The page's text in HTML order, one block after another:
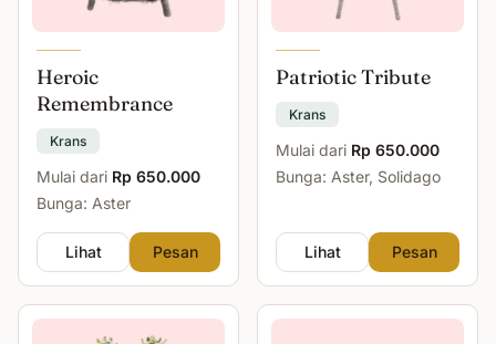
Heroic
Remembrance
Krans
Mulai dari Rp 650.000
Bunga: Aster
Lihat Pesan
Patriotic Tribute
Krans
Mulai dari Rp 650.000
Bunga: Aster, Solidago
Lihat Pesan